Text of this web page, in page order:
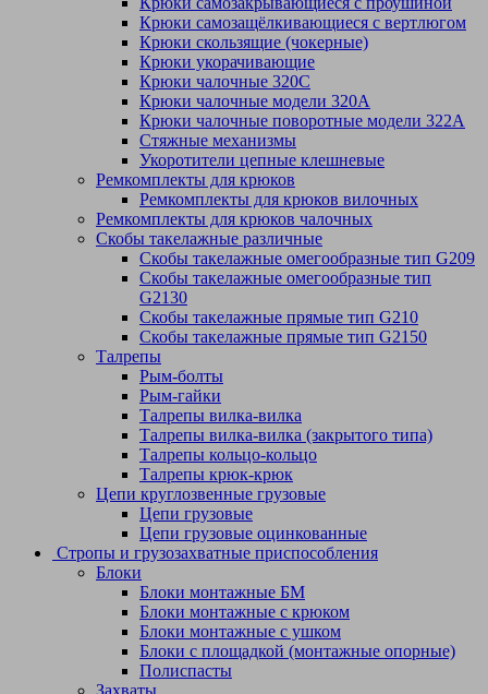
Крюки самозащёлкивающиеся с вертлюгом
Крюки скользящие (чокерные)
Крюки укорачивающие
Крюки чалочные 320C
Крюки чалочные модели 320А
Крюки чалочные поворотные модели 322А
Стяжные механизмы
Укоротители цепные клешневые
Ремкомплекты для крюков
Ремкомплекты для крюков вилочных
Ремкомплекты для крюков чалочных
Скобы такелажные различные
Скобы такелажные омегообразные тип G209
Скобы такелажные омегообразные тип
G2130
Скобы такелажные прямые тип G210
Скобы такелажные прямые тип G2150
Талрепы
Рым-болты
Рым-гайки
Талрепы вилка-вилка
Талрепы вилка-вилка (закрытого типа)
Талрепы кольцо-кольцо
Талрепы крюк-крюк
Цепи круглозвенные грузовые
Цепи грузовые
Цепи грузовые оцинкованные
Стропы и грузозахватные приспособления
Блоки
Блоки монтажные БМ
Блоки монтажные с крюком
Блоки монтажные с ушком
Блоки с площадкой (монтажные опорные)
Полиспасты
Захваты